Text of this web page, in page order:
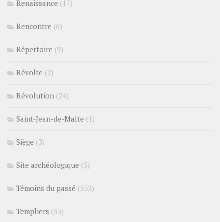
Renaissance (17)
Rencontre (6)
Répertoire (9)
Révolte (2)
Révolution (24)
Saint-Jean-de-Malte (1)
Siège (3)
Site archéologique (5)
Témoins du passé (353)
Templiers (33)